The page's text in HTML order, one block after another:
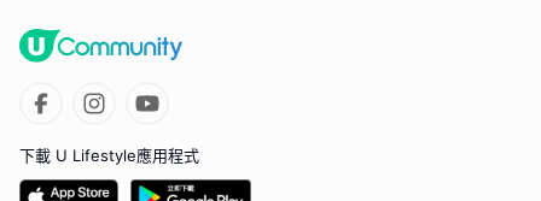
下載 U Lifestyle應用程式